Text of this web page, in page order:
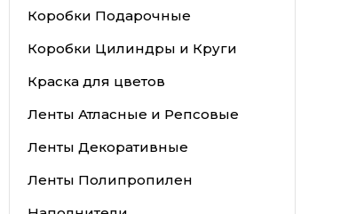
Коробки Подарочные
Коробки Цилиндры и Круги
Краска для цветов
Ленты Атласные и Репсовые
Ленты Декоративные
Ленты Полипропилен